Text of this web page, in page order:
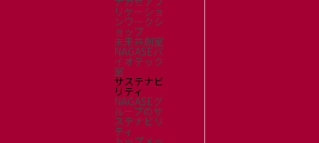
リケーショ
ンワークシ
ョップ
未来共創室
NAGASEバ
イオテック
室
サステナビ
リティ
NAGASEグ
ループのサ
ステナビリ
ティ